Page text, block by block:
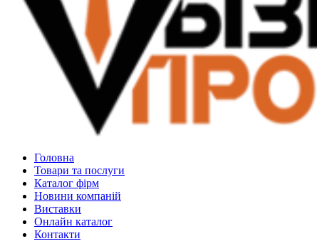
Головна
Товари та послуги
Каталог фірм
Новини компаній
Виставки
Онлайн каталог
Контакти